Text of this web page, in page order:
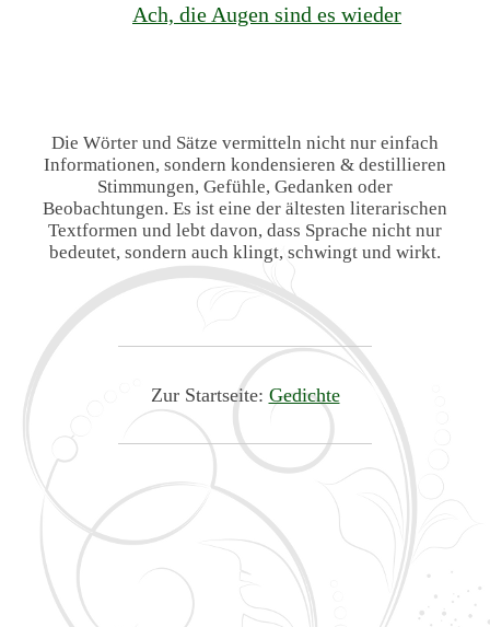
Ach, die Augen sind es wieder
Die Wörter und Sätze vermitteln nicht nur einfach
Informationen, sondern kondensieren & destillieren
Stimmungen, Gefühle, Gedanken oder
Beobachtungen. Es ist eine der ältesten literarischen
Textformen und lebt davon, dass Sprache nicht nur
bedeutet, sondern auch klingt, schwingt und wirkt.
Zur Startseite: Gedichte